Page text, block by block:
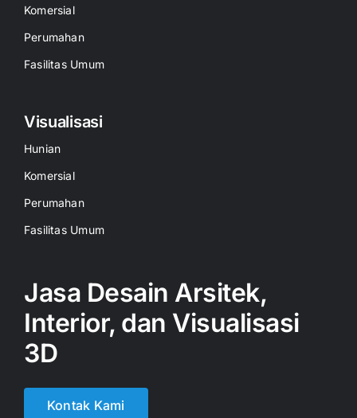
Komersial
Perumahan
Fasilitas Umum
Visualisasi
Hunian
Komersial
Perumahan
Fasilitas Umum
Jasa Desain Arsitek,
Interior, dan Visualisasi
3D
Kontak Kami